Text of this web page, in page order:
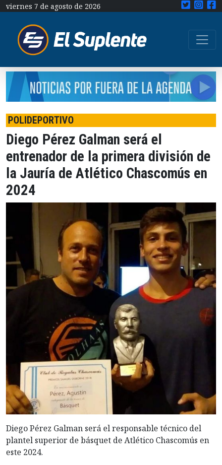
viernes 7 de agosto de 2026
POLIDEPORTIVO
Diego Pérez Galman será el
entrenador de la primera división de
la Jauría de Atlético Chascomús en
2024
Diego Pérez Galman será el responsable técnico del
plantel superior de básquet de Atlético Chascomús en
este 2024.